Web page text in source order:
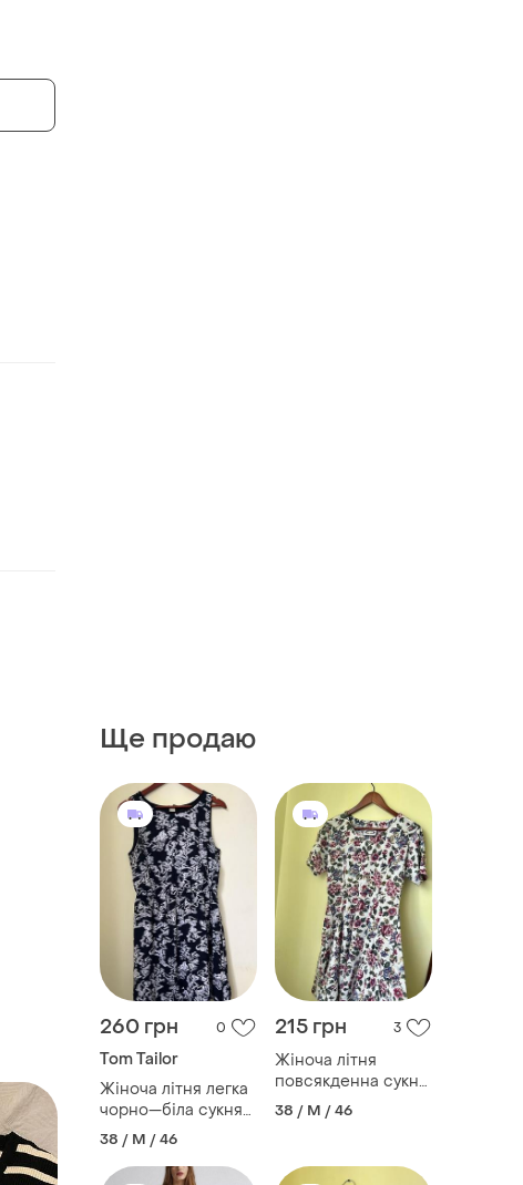
Ще продаю
260 грн 0
Tom Tailor
Жіноча літня легка
чорно—біла сукня
відомого бренду
tom tailor m
розміру
38 / M / 46
215 грн 3
Жіноча літня
повсякденна сукня
з квітковим
принтом
38 / M / 46